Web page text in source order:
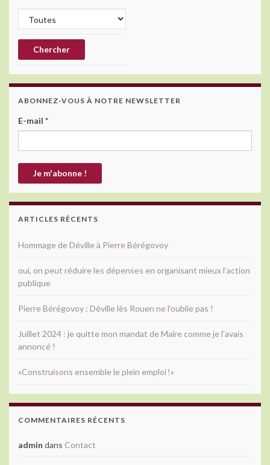
ABONNEZ-VOUS À NOTRE NEWSLETTER
E-mail *
ARTICLES RÉCENTS
Hommage de Déville à Pierre Bérégovoy
oui, on peut réduire les dépenses en organisant mieux l’action
publique
Pierre Bérégovoy : Déville lès Rouen ne l’oublie pas !
Juillet 2024 : je quitte mon mandat de Maire comme je l’avais
annoncé !
«Construisons ensemble le plein emploi !»
COMMENTAIRES RÉCENTS
admin dans Contact